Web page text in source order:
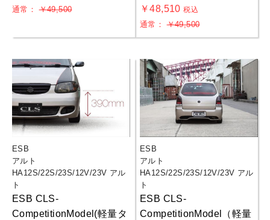
通常：￥49,500
￥48,510税込
通常：￥49,500
ESB
アルト
HA12S/22S/23S/12V/23V アル
ト
ESB CLS-
CompetitionModel(軽量タ
ESB
アルト
HA12S/22S/23S/12V/23V アル
ト
ESB CLS-
CompetitionModel（軽量